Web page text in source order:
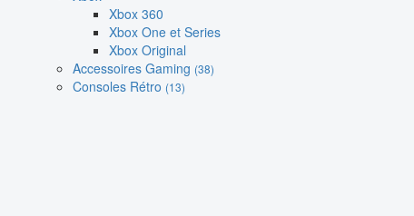
Xbox 360
Xbox One et Series
Xbox Original
Accessoires Gaming (38)
Consoles Rétro (13)